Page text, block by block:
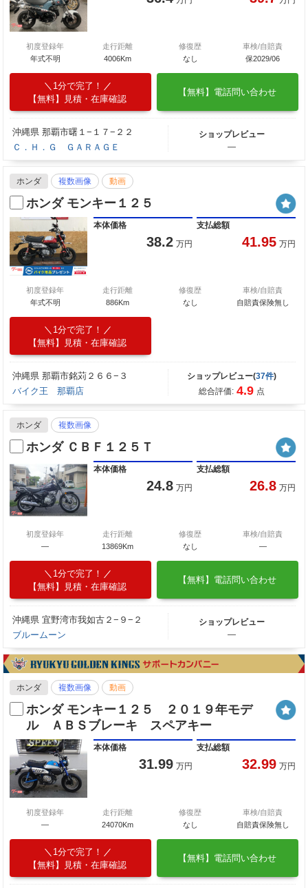
初度登録年
年式不明
走行距離
4006Km
修復歴
なし
車検/自賠責
保2029/06
1分で完了！
【無料】見積・在庫確認
【無料】電話問い合わせ
沖縄県 那覇市曙１−１７−２２
Ｃ．Ｈ．Ｇ ＧＡＲＡＧＥ
ショップレビュー
―
ホンダ 複数画像 動画
ホンダ モンキー１２５
本体価格
38.2 万円
支払総額
41.95 万円
初度登録年
年式不明
走行距離
886Km
修復歴
なし
車検/自賠責
自賠責保険無し
1分で完了！
【無料】見積・在庫確認
沖縄県 那覇市銘苅２６６−３
バイク王 那覇店
ショップレビュー(37件)
総合評価: 4.9 点
ホンダ 複数画像
ホンダ ＣＢＦ１２５Ｔ
本体価格
24.8 万円
支払総額
26.8 万円
初度登録年
―
走行距離
13869Km
修復歴
なし
車検/自賠責
―
1分で完了！
【無料】見積・在庫確認
【無料】電話問い合わせ
沖縄県 宜野湾市我如古２−９−２
ブルームーン
ショップレビュー
―
ホンダ 複数画像 動画
ホンダ モンキー１２５ ２０１９年モデ
ル ＡＢＳブレーキ スペアキー
本体価格
31.99 万円
支払総額
32.99 万円
初度登録年
―
走行距離
24070Km
修復歴
なし
車検/自賠責
自賠責保険無し
1分で完了！
【無料】見積・在庫確認
【無料】電話問い合わせ